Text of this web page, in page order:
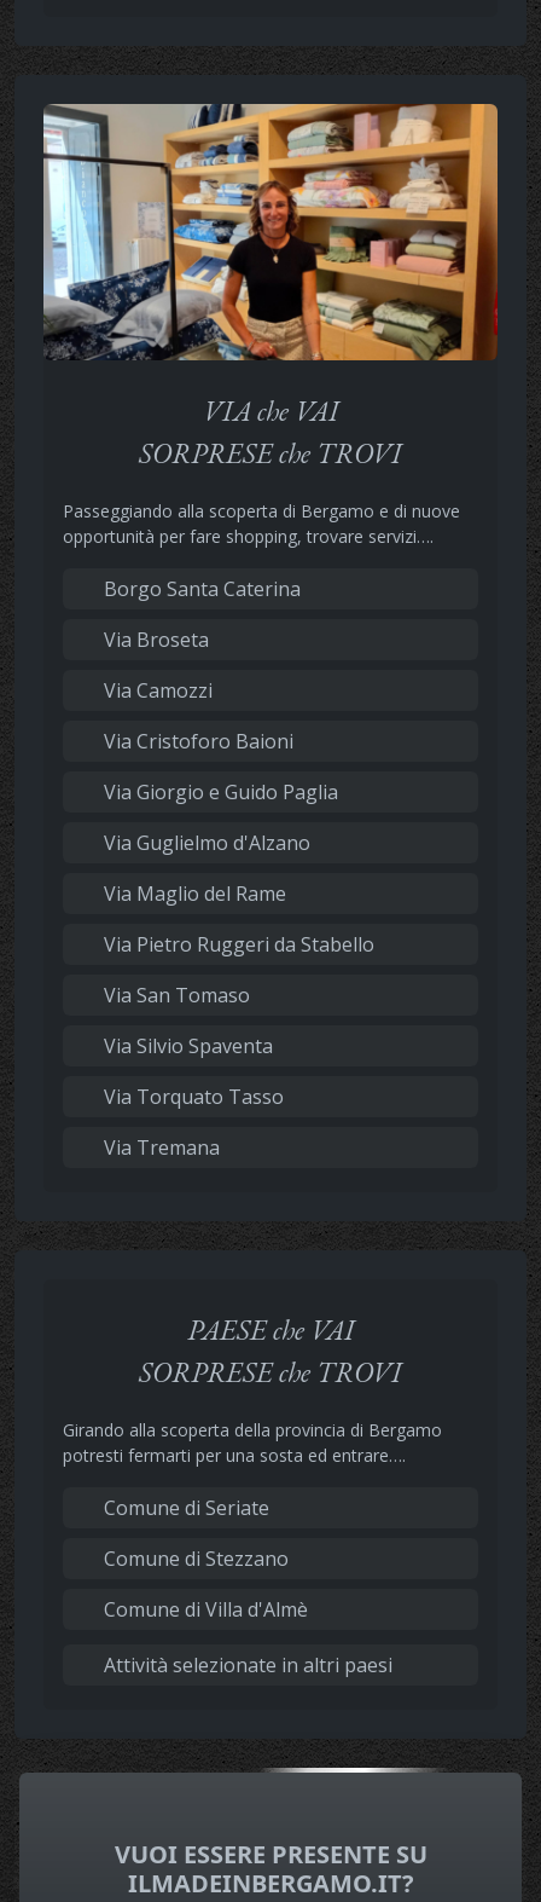
VIA che VAI
SORPRESE che TROVI
Passeggiando alla scoperta di Bergamo e di nuove
opportunità per fare shopping, trovare servizi….
Borgo Santa Caterina
Via Broseta
Via Camozzi
Via Cristoforo Baioni
Via Giorgio e Guido Paglia
Via Guglielmo d'Alzano
Via Maglio del Rame
Via Pietro Ruggeri da Stabello
Via San Tomaso
Via Silvio Spaventa
Via Torquato Tasso
Via Tremana
PAESE che VAI
SORPRESE che TROVI
Girando alla scoperta della provincia di Bergamo
potresti fermarti per una sosta ed entrare….
Comune di Seriate
Comune di Stezzano
Comune di Villa d'Almè
Attività selezionate in altri paesi
VUOI ESSERE PRESENTE SU
ILMADEINBERGAMO.IT?